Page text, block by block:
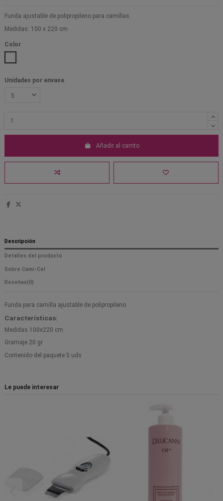
Funda ajustable de polipropileno para camillas.
Medidas: 100 x 220 cm
Color
Unidades por envase
Añadir al carrito
Descripción
Detalles del producto
Sobre Cami-Cel
Reseñas(0)
Funda para camilla ajustable de polipropileno
Características:
Medidas 100x220 cm
Gramaje 20 gr
Contenido del paquete 5 uds
Le puede interesar